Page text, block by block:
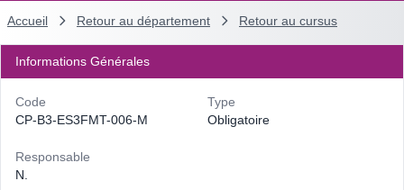
Accueil Retour au département Retour au cursus
Informations Générales
Code
CP-B3-ES3FMT-006-M
Type
Obligatoire
Responsable
N.